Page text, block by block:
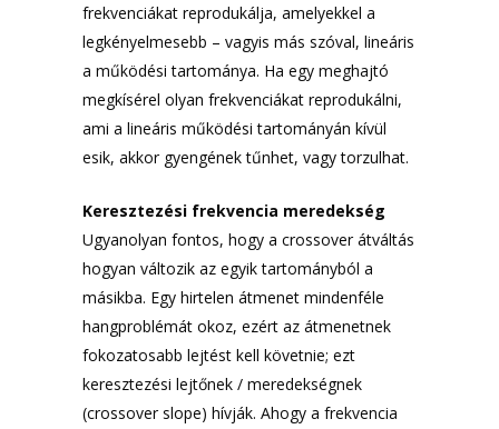
frekvenciákat reprodukálja, amelyekkel a
legkényelmesebb – vagyis más szóval, lineáris
a működési tartománya. Ha egy meghajtó
megkísérel olyan frekvenciákat reprodukálni,
ami a lineáris működési tartományán kívül
esik, akkor gyengének tűnhet, vagy torzulhat.
Keresztezési frekvencia meredekség
Ugyanolyan fontos, hogy a crossover átváltás
hogyan változik az egyik tartományból a
másikba. Egy hirtelen átmenet mindenféle
hangproblémát okoz, ezért az átmenetnek
fokozatosabb lejtést kell követnie; ezt
keresztezési lejtőnek / meredekségnek
(crossover slope) hívják. Ahogy a frekvencia